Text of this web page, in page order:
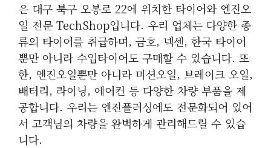
은 대구 북구 오봉로 22에 위치한 타이어와 엔진오
일 전문 TechShop입니다. 우리 업체는 다양한 종
류의 타이어를 취급하며, 금호, 넥센, 한국 타이어
뿐만 아니라 수입타이어도 구매할 수 있습니다. 또
한, 엔진오일뿐만 아니라 미션오일, 브레이크 오일,
배터리, 라이닝, 에어컨 등 다양한 차량 부품을 제
공합니다. 우리는 엔진플러싱에도 전문화되어 있어
서 고객님의 차량을 완벽하게 관리해드릴 수 있습
니다.